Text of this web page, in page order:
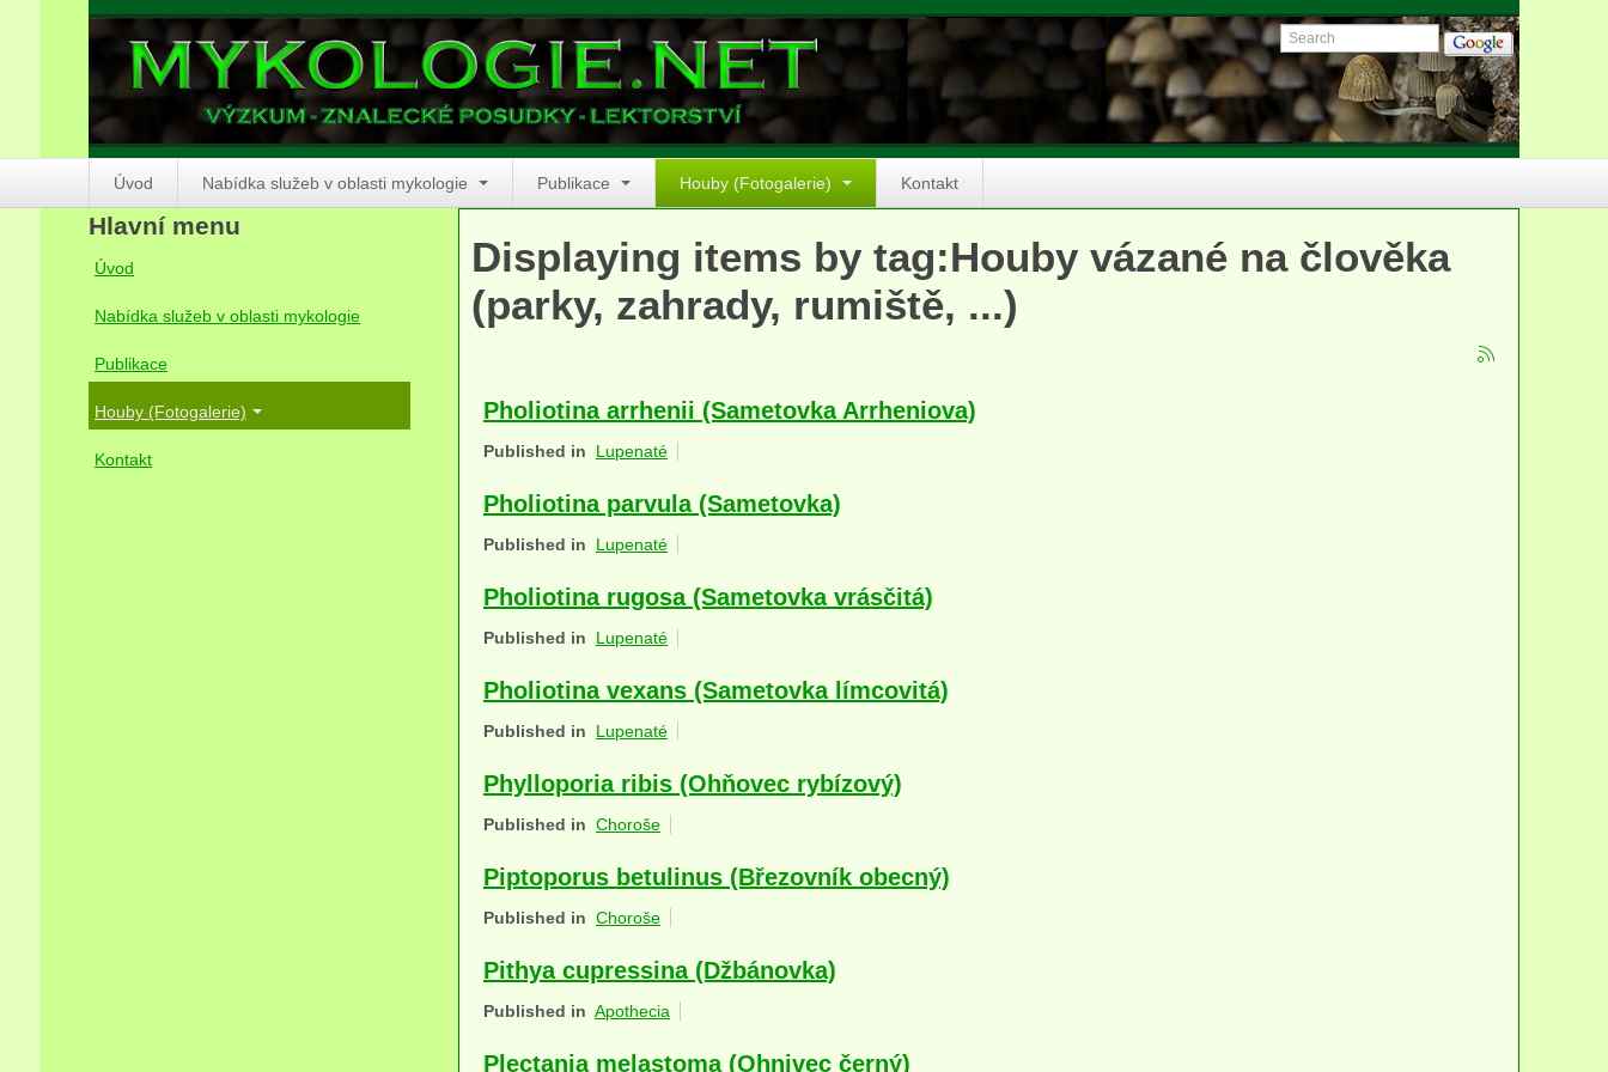
Úvod Nabídka služeb v oblasti mykologie Publikace Houby (Fotogalerie) Kontakt
Displaying items by tag:Houby vázané na člověka
(parky, zahrady, rumiště, ...)
Pholiotina arrhenii (Sametovka Arrheniova)
Published in Lupenaté
Pholiotina parvula (Sametovka)
Published in Lupenaté
Pholiotina rugosa (Sametovka vrásčitá)
Published in Lupenaté
Pholiotina vexans (Sametovka límcovitá)
Published in Lupenaté
Phylloporia ribis (Ohňovec rybízový)
Published in Choroše
Piptoporus betulinus (Březovník obecný)
Published in Choroše
Pithya cupressina (Džbánovka)
Published in Apothecia
Plectania melastoma (Ohnivec černý)
Hlavní menu
Úvod
Nabídka služeb v oblasti mykologie
Publikace
Houby (Fotogalerie)
Kontakt